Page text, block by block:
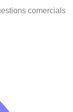
comercials